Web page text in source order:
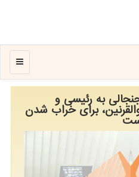
منو
جنجالی به رئیسی و
برای خراب شدن